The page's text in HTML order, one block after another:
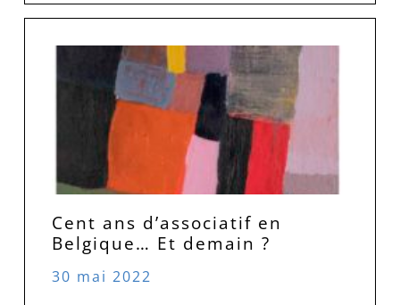
Cent ans d’associatif en
Belgique… Et demain ?
30 mai 2022